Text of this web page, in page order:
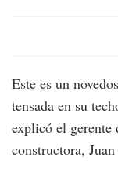
Este es un
tensada en su
explicó el gerente
constructora,